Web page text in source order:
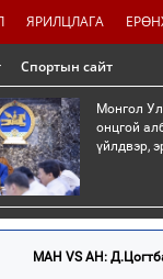
ЯРИЛЦЛАГА
Спортын сайт
Монгол
онцгой
үйлдвэр,
МАН VS АН: